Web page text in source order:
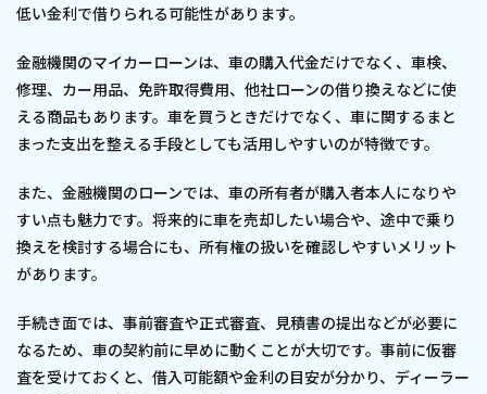
低い金利で借りられる可能性があります。
金融機関のマイカーローンは、車の購入代金だけでなく、車検、
修理、カー用品、免許取得費用、他社ローンの借り換えなどに使
える商品もあります。車を買うときだけでなく、車に関するまと
まった支出を整える手段としても活用しやすいのが特徴です。
また、金融機関のローンでは、車の所有者が購入者本人になりや
すい点も魅力です。将来的に車を売却したい場合や、途中で乗り
換えを検討する場合にも、所有権の扱いを確認しやすいメリット
があります。
手続き面では、事前審査や正式審査、見積書の提出などが必要に
なるため、車の契約前に早めに動くことが大切です。事前に仮審
査を受けておくと、借入可能額や金利の目安が分かり、ディーラー